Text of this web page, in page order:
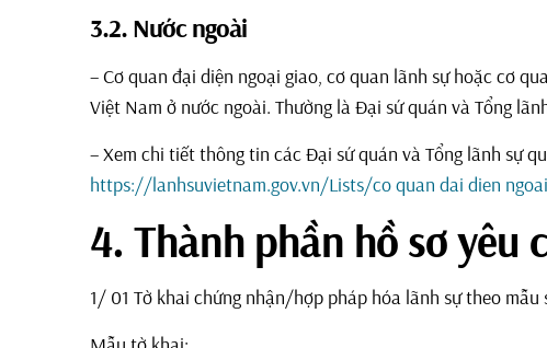
3.2. Nước ngoài
– Cơ quan đại diện ngoại giao, cơ quan lãnh sự hoặc cơ
Việt Nam ở nước ngoài. Thường là Đại sứ quán và Tổng
– Xem chi tiết thông tin các Đại sứ quán và Tổng lãnh sự
https://lanhsuvietnam.gov.vn/Lists/co quan dai dien
4. Thành phần hồ sơ yêu
1/ 01 Tờ khai chứng nhận/hợp pháp hóa lãnh sự theo mẫu